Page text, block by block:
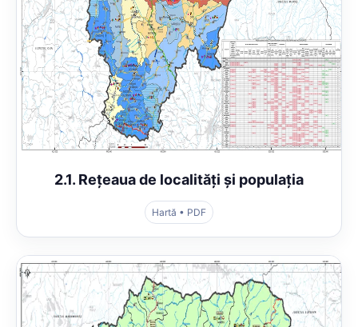
2.1. Rețeaua de localități și populația
Hartă • PDF